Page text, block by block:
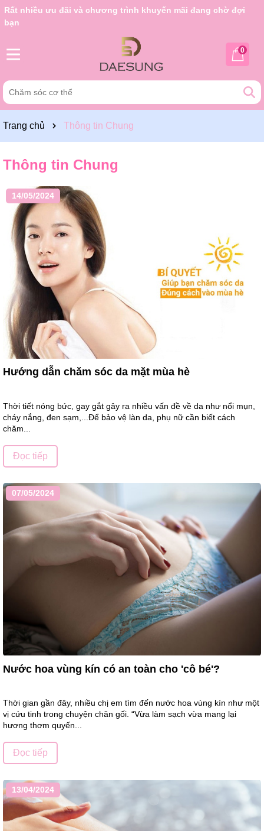
Rất nhiều ưu đãi và chương trình khuyến mãi đang chờ đợi
bạn
0
Trang chủ Thông tin Chung
Thông tin Chung
14/05/2024
Hướng dẫn chăm sóc da mặt mùa hè
Thời tiết nóng bức, gay gắt gây ra nhiều vấn đề về da như nổi mụn,
cháy nắng, đen sạm,...Để bảo vệ làn da, phụ nữ cần biết cách
chăm...
Đọc tiếp
07/05/2024
Nước hoa vùng kín có an toàn cho 'cô bé'?
Thời gian gần đây, nhiều chị em tìm đến nước hoa vùng kín như một
vị cứu tinh trong chuyện chăn gối. “Vừa làm sạch vừa mang lại
hương thơm quyến...
Đọc tiếp
13/04/2024